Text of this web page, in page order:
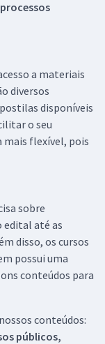
a materiais
diversos
disponíveis
o seu
flexível, pois
sobre
edital até as
disso, os cursos
possui uma
conteúdos para
conteúdos:
públicos,